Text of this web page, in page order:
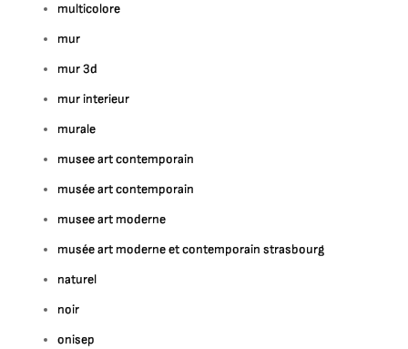
multicolore
mur
mur 3d
mur interieur
murale
musee art contemporain
musée art contemporain
musee art moderne
musée art moderne et contemporain strasbourg
naturel
noir
onisep